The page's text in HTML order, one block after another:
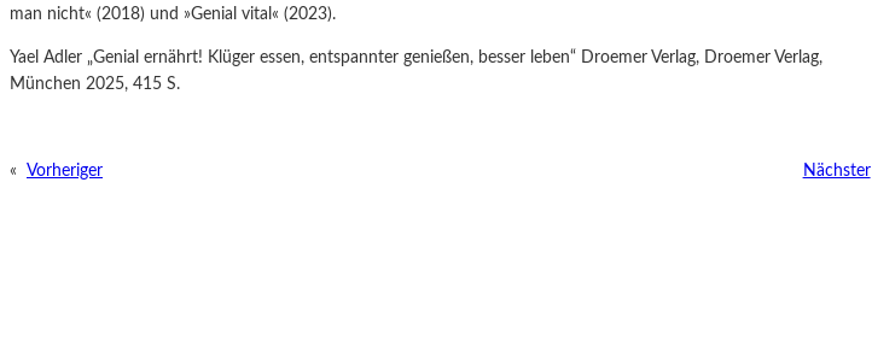
man nicht« (2018) und »Genial vital« (2023).
Yael Adler „Genial ernährt! Klüger essen, entspannter genießen, besser leben“ Droemer Verlag, Droemer Verlag,
München 2025, 415 S.
« Vorheriger Nächster